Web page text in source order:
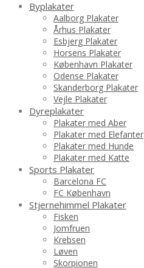
Byplakater
Aalborg Plakater
Århus Plakater
Esbjerg Plakater
Horsens Plakater
København Plakater
Odense Plakater
Skanderborg Plakater
Vejle Plakater
Dyreplakater
Plakater med Aber
Plakater med Elefanter
Plakater med Hunde
Plakater med Katte
Sports Plakater
Barcelona FC
FC København
Stjernehimmel Plakater
Fisken
Jomfruen
Krebsen
Løven
Skorpionen